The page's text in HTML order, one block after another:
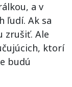
a v
ľudí. Ak sa
zrušiť. Ale
ktorí
budú